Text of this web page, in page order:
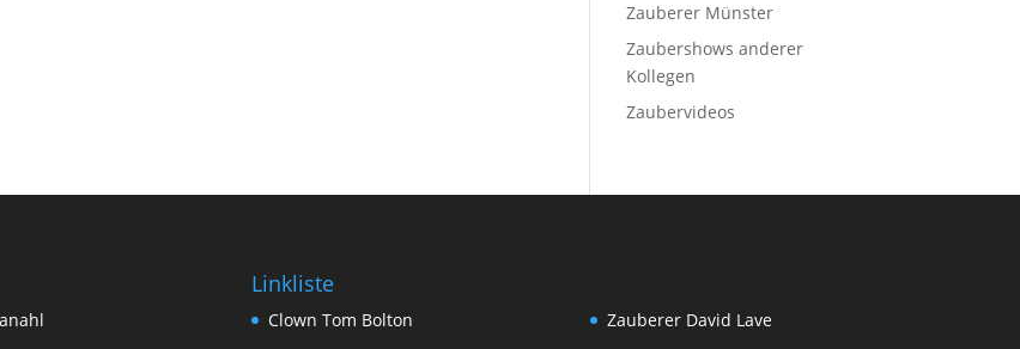
Zauberer Münster
Zaubershows anderer
Kollegen
Zaubervideos
Linkliste
Clown Tom Bolton
Zauberer David Lave